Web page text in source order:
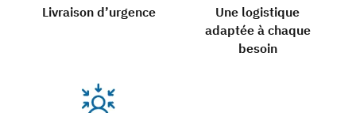
Livraison d’urgence
Une logistique
adaptée à chaque
besoin